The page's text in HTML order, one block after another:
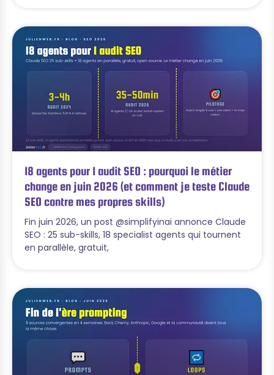
18 agents pour 1 audit SEO : pourquoi le métier
change en juin 2026 (et comment je teste Claude
SEO contre mes propres skills)
Fin juin 2026, un post @simplifyinai annonce Claude
SEO : 25 sub-skills, 18 specialist agents qui tournent
en parallèle, gratuit,